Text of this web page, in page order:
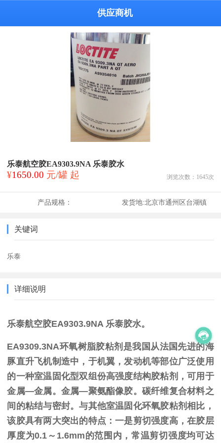
供应商机
乐泰航空胶EA9303.9NA 乐泰胶水
¥1650.00 元/罐 起 浏览次数： 1645次
产品规格： 发货地:北京市通州区台湖镇
关键词
乐泰
详细说明
乐泰航空胶EA9303.9NA 乐泰胶水。
EA9309.3NA环氧树脂胶粘剂是我国从法国先进的海
豚直升飞机制造中，于机翼，发动机等部位广泛使用
的一种室温固化型双组份高强度结构胶粘剂，可用于
金属—金属。金属—聚氨酯像胶。碳纤维复合材料之
间的粘结与密封。与其他室温固化环氧胶粘剂相比，
该胶具有两大突出的特点：一是剪切强度高，在胶层
厚度为0.1～1.6mm的范围内，常温剪切强度均可达